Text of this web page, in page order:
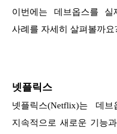
이번에는 데브옵스를
사례를 자세히 살펴볼까요
넷플릭스
넷플릭스(Netflix)는 데
지속적으로 새로운 기능